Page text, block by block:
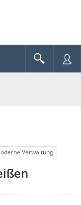
Verwaltung